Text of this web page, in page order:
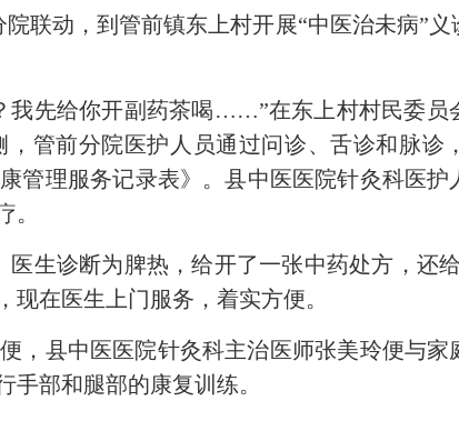
动，到管前镇东上村开展“中医治未病”义
先给你开副药茶喝……”在东上村村民委员
管前分院医护人员通过问诊、舌诊和脉诊
管理服务记录表》。县中医医院针灸科医
。
诊断为脾热，给开了一张中药处方，还
在医生上门服务，着实方便。
县中医医院针灸科主治医师张美玲便与家
部和腿部的康复训练。